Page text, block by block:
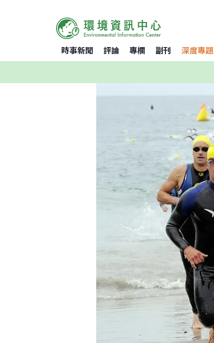
時事新聞 評論 專欄 副刊 深度專題